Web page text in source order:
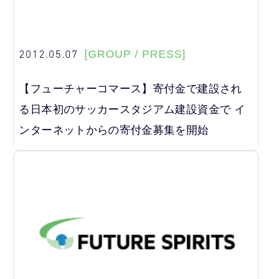
2012.05.07 [GROUP / PRESS]
【フューチャーコマース】寄付金で建設され
る日本初のサッカースタジアム建設資金で イ
ンターネットからの寄付金募集を開始